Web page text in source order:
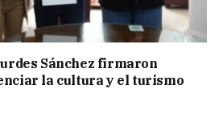
Sánchez firmaron
la cultura y el turismo